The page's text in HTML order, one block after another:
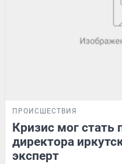
ПРОИСШЕСТВИЯ
Кризис мог стать
директора
эксперт